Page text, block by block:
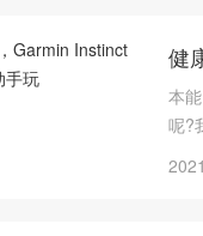
健
本
呢?